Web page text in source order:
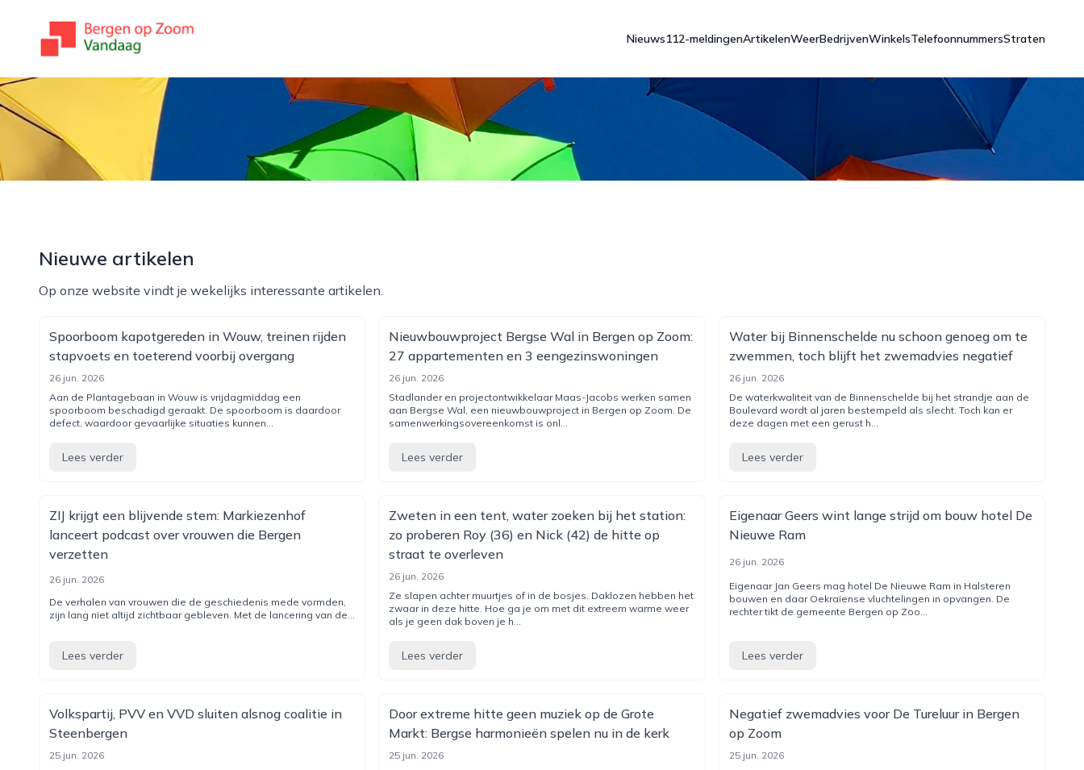
bergenopzoomvandaag.nl
Nieuws112-meldingenArtikelenWeerBedrijvenWinkelsTelefoonnummersStraten
Nieuwe artikelen
Op onze website vindt je wekelijks interessante artikelen.
Spoorboom kapotgereden in Wouw, treinen rijden
stapvoets en toeterend voorbij overgang
26 jun. 2026
Aan de Plantagebaan in Wouw is vrijdagmiddag een
spoorboom beschadigd geraakt. De spoorboom is daardoor
defect, waardoor gevaarlijke situaties kunnen...
Lees verder
Nieuwbouwproject Bergse Wal in Bergen op Zoom:
27 appartementen en 3 eengezinswoningen
26 jun. 2026
Stadlander en projectontwikkelaar Maas-Jacobs werken samen
aan Bergse Wal, een nieuwbouwproject in Bergen op Zoom. De
samenwerkingsovereenkomst is onl...
Lees verder
Water bij Binnenschelde nu schoon genoeg om te
zwemmen, toch blijft het zwemadvies negatief
26 jun. 2026
De waterkwaliteit van de Binnenschelde bij het strandje aan de
Boulevard wordt al jaren bestempeld als slecht. Toch kan er
deze dagen met een gerust h...
Lees verder
ZIJ krijgt een blijvende stem: Markiezenhof
lanceert podcast over vrouwen die Bergen
verzetten
26 jun. 2026
De verhalen van vrouwen die de geschiedenis mede vormden,
zijn lang niet altijd zichtbaar gebleven. Met de lancering van de...
Lees verder
Zweten in een tent, water zoeken bij het station:
zo proberen Roy (36) en Nick (42) de hitte op
straat te overleven
26 jun. 2026
Ze slapen achter muurtjes of in de bosjes. Daklozen hebben het
zwaar in deze hitte. Hoe ga je om met dit extreem warme weer
als je geen dak boven je h...
Lees verder
Eigenaar Geers wint lange strijd om bouw hotel De
Nieuwe Ram
26 jun. 2026
Eigenaar Jan Geers mag hotel De Nieuwe Ram in Halsteren
bouwen en daar Oekraïense vluchtelingen in opvangen. De
rechter tikt de gemeente Bergen op Zoo...
Lees verder
Volkspartij, PVV en VVD sluiten alsnog coalitie in
Steenbergen
25 jun. 2026
Door extreme hitte geen muziek op de Grote
Markt: Bergse harmonieën spelen nu in de kerk
25 jun. 2026
Negatief zwemadvies voor De Tureluur in Bergen
op Zoom
25 jun. 2026